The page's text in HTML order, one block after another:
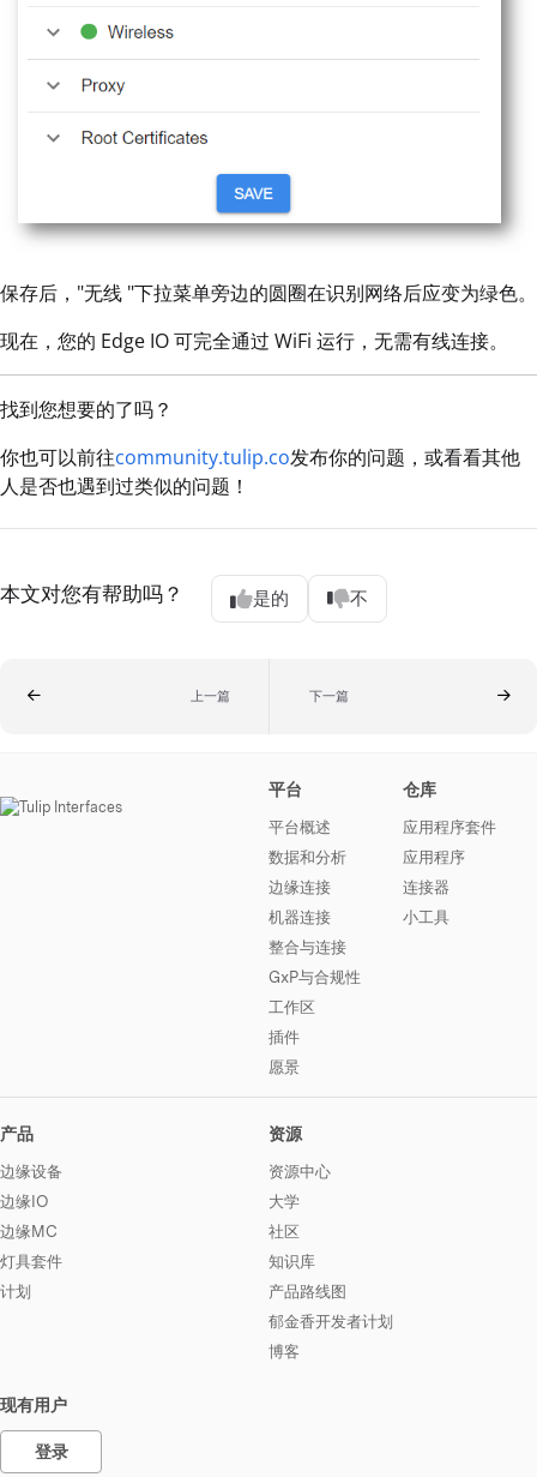
保存后，"无线 "下拉菜单旁边的圆圈在识别网络后应变为绿色。
现在，您的 Edge IO 可完全通过 WiFi 运行，无需有线连接。
找到您想要的了吗？
你也可以前往community.tulip.co发布你的问题，或看看其他
人是否也遇到过类似的问题！
本文对您有帮助吗？ 是的 不
上一篇 下一篇
平台
平台概述
数据和分析
边缘连接
机器连接
整合与连接
GxP与合规性
工作区
插件
愿景
仓库
应用程序套件
应用程序
连接器
小工具
产品
边缘设备
边缘IO
边缘MC
灯具套件
计划
资源
资源中心
大学
社区
知识库
产品路线图
郁金香开发者计划
博客
现有用户
登录